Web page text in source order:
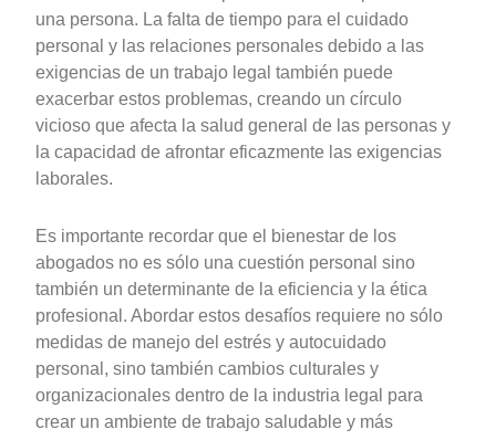
una persona. La falta de tiempo para el cuidado
personal y las relaciones personales debido a las
exigencias de un trabajo legal también puede
exacerbar estos problemas, creando un círculo
vicioso que afecta la salud general de las personas y
la capacidad de afrontar eficazmente las exigencias
laborales.
Es importante recordar que el bienestar de los
abogados no es sólo una cuestión personal sino
también un determinante de la eficiencia y la ética
profesional. Abordar estos desafíos requiere no sólo
medidas de manejo del estrés y autocuidado
personal, sino también cambios culturales y
organizacionales dentro de la industria legal para
crear un ambiente de trabajo saludable y más